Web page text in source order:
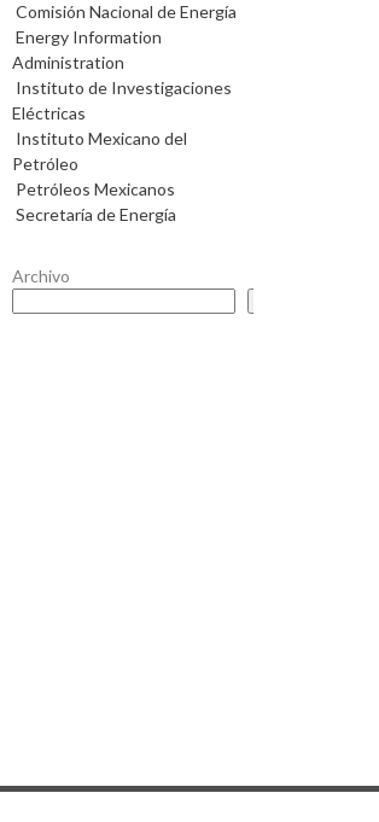
Comisión Nacional de Energía
Energy Information
Administration
Instituto de Investigaciones
Eléctricas
Instituto Mexicano del
Petróleo
Petróleos Mexicanos
Secretaría de Energía
Archivo